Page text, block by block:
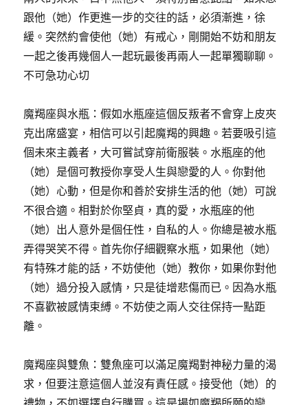
跟他（她）作更進一步的交往的話，必須漸進，徐
緩。突然約會使他（她）有戒心，剛開始不妨和朋友
一起之後再幾個人一起玩最後再兩人一起單獨聊聊。
不可急功心切
魔羯座與水瓶：假如水瓶座這個反叛者不會穿上皮夾
克出席盛宴，相信可以引起魔羯的興趣。若要吸引這
個未來主義者，大可嘗試穿前衛服裝。水瓶座的他
（她）是個可教授你享受人生與戀愛的人。你對他
（她）心動，但是你和善於安排生活的他（她）可說
不很合適。相對於你堅貞，真的愛，水瓶座的他
（她）出人意外是個任性，自私的人。你總是被水瓶
弄得哭笑不得。首先你仔細觀察水瓶，如果他（她）
有特殊才能的話，不妨使他（她）教你，如果你對他
（她）過分投入感情，只是徒增悲傷而已。因為水瓶
不喜歡被感情束縛。不妨使之兩人交往保持一點距
離。
魔羯座與雙魚：雙魚座可以滿足魔羯對神秘力量的渴
求，但要注意這個人並沒有責任感。接受他（她）的